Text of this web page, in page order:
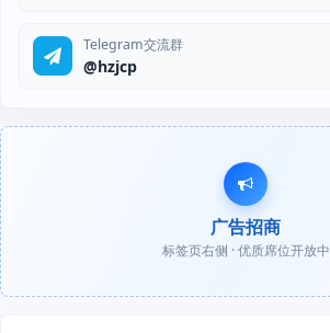
Telegram交流群
@hzjcp
广告招商
标签页右侧 · 优质席位开放中